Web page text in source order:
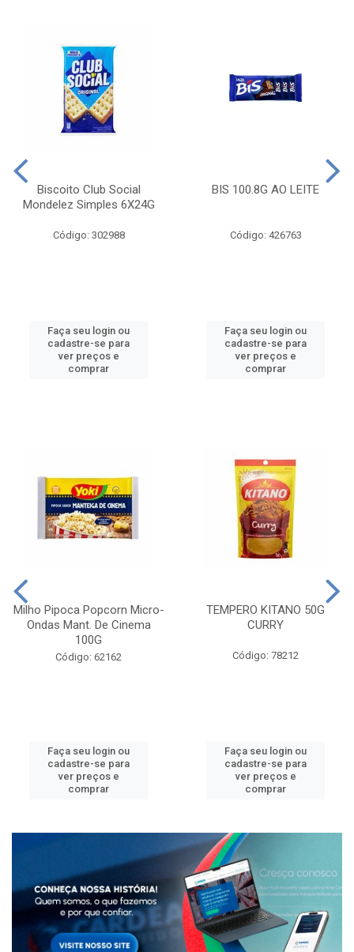
Biscoito Club Social
Mondelez Simples 6X24G
Código: 302988
Faça seu login ou
cadastre-se para
ver preços e
comprar
BIS 100.8G AO LEITE
Código: 426763
Faça seu login ou
cadastre-se para
ver preços e
comprar
Milho Pipoca Popcorn Micro-
Ondas Mant. De Cinema
100G
Código: 62162
Faça seu login ou
cadastre-se para
ver preços e
comprar
TEMPERO KITANO 50G
CURRY
Código: 78212
Faça seu login ou
cadastre-se para
ver preços e
comprar